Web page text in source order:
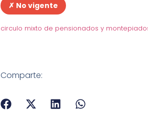
✗ No vigente
circulo mixto de pensionados y
Comparte: